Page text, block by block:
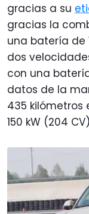
gracias a su
gracias la
una batería de
dos
con una
datos de la
435 kilómetros
150 kW (204